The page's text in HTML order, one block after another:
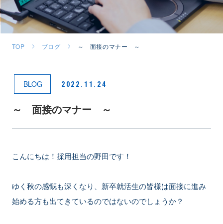
TOP ブログ ～ 面接のマナー ～
BLOG 2022.11.24
～ 面接のマナー ～
こんにちは！採用担当の野田です！
ゆく秋の感慨も深くなり、新卒就活生の皆様は面接に進み
始める方も出てきているのではないのでしょうか？